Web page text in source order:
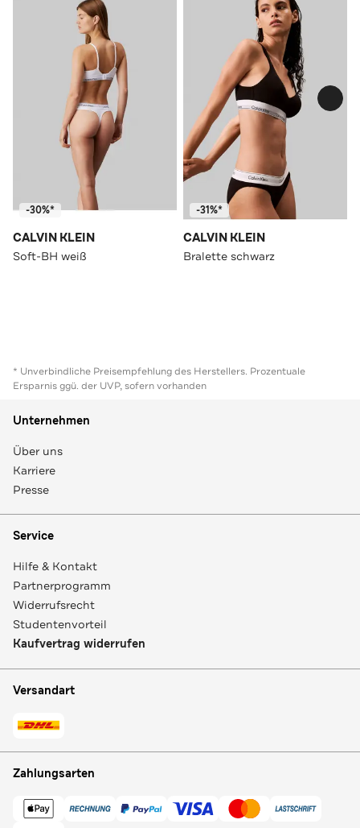
-30%*
CALVIN KLEIN
Soft-BH weiß
-31%*
CALVIN KLEIN
Bralette schwarz
* Unverbindliche Preisempfehlung des Herstellers. Prozentuale
Ersparnis ggü. der UVP, sofern vorhanden
Unternehmen
Über uns
Karriere
Presse
Service
Hilfe & Kontakt
Partnerprogramm
Widerrufsrecht
Studentenvorteil
Kaufvertrag widerrufen
Versandart
Zahlungsarten